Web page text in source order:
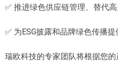
✅ 推进绿色供应链管理、替代
✅ 为ESG披露和品牌绿色传播
瑞欧科技的专家团队将根据您的